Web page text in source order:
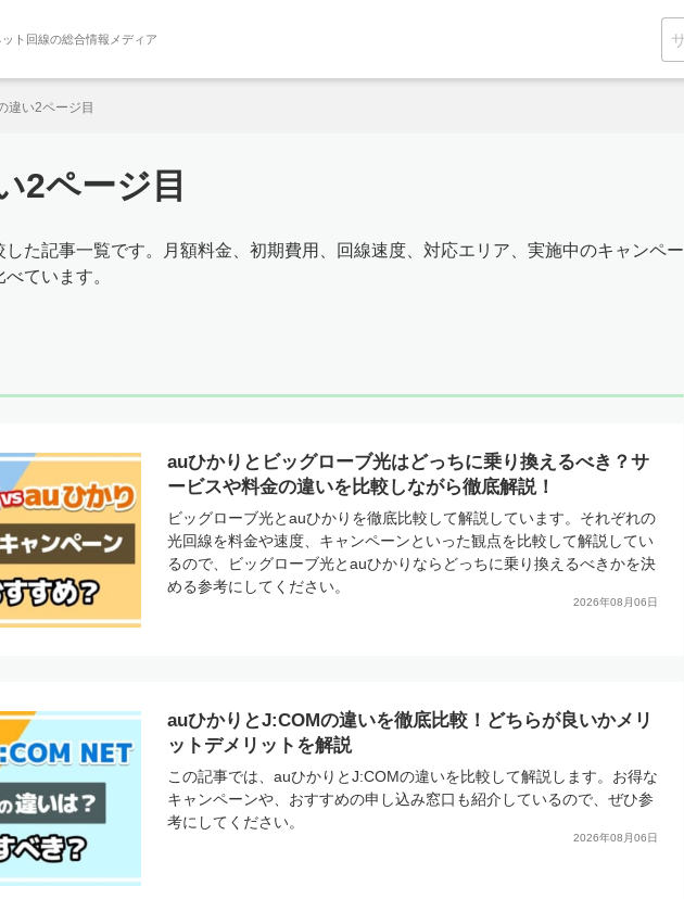
ット回線の総合情報メディア
違い2ページ目
2ページ目
した記事一覧です。月額料金、初期費用、回線速度、対応エリア、実施中のキャンペー
ています。
auひかりとビッグローブ光はどっちに乗り換えるべき？サ
ービスや料金の違いを比較しながら徹底解説！
ビッグローブ光とauひかりを徹底比較して解説しています。それぞれの
光回線を料金や速度、キャンペーンといった観点を比較して解説してい
るので、ビッグローブ光とauひかりならどっちに乗り換えるべきかを決
める参考にしてください。
2026年08月06日
auひかりとJ:COMの違いを徹底比較！どちらが良いかメリ
ットデメリットを解説
この記事では、auひかりとJ:COMの違いを比較して解説します。お得な
キャンペーンや、おすすめの申し込み窓口も紹介しているので、ぜひ参
考にしてください。
2026年08月06日